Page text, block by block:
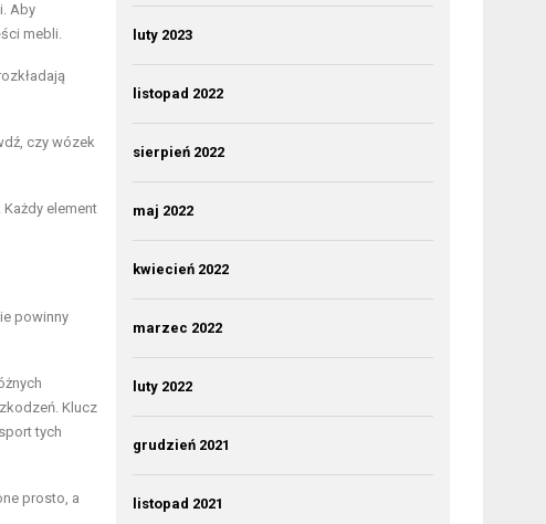
Aby
mebli.
czy wózek
element
powinny
Klucz
tych
prosto, a
luty 2023
listopad 2022
sierpień 2022
maj 2022
kwiecień 2022
marzec 2022
luty 2022
grudzień 2021
listopad 2021